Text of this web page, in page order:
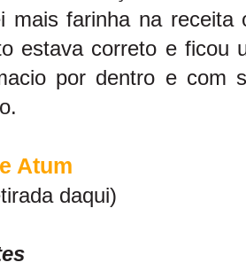
mais farinha na receita
estava correto e ficou
por dentro e com
Atum
daqui)